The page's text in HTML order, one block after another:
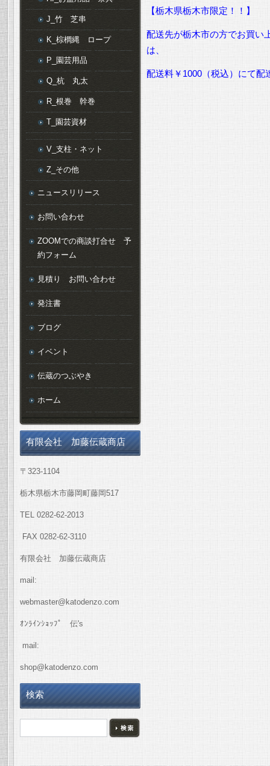
【栃木県栃木市限定！！】
配送先が栃木市の方でお買い
は、
配送料￥1000（税込）にて配
J_竹 芝串
K_棕櫚縄 ロープ
P_園芸用品
Q_杭 丸太
R_根巻 幹巻
T_園芸資材
V_支柱・ネット
Z_その他
ニュースリリース
お問い合わせ
ZOOMでの商談打合せ 予
約フォーム
見積り お問い合わせ
発注書
ブログ
イベント
伝蔵のつぶやき
ホーム
有限会社 加藤伝蔵商店
〒323-1104
栃木県栃木市藤岡町藤岡517
TEL 0282-62-2013
FAX 0282-62-3110
有限会社 加藤伝蔵商店
mail:
webmaster@katodenzo.com
ｵﾝﾗｲﾝｼｮｯﾌﾟ 伝's
mail:
shop@katodenzo.com
検索